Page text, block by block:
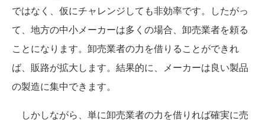
ではなく、仮にチャレンジしても非効率です。したがっ
て、地方の中小メーカーは多くの場合、卸売業者を頼る
ことになります。卸売業者の力を借りることができれ
ば、販路が拡大します。結果的に、メーカーは良い製品
の製造に集中できます。
しかしながら、単に卸売業者の力を借りれば確実に売